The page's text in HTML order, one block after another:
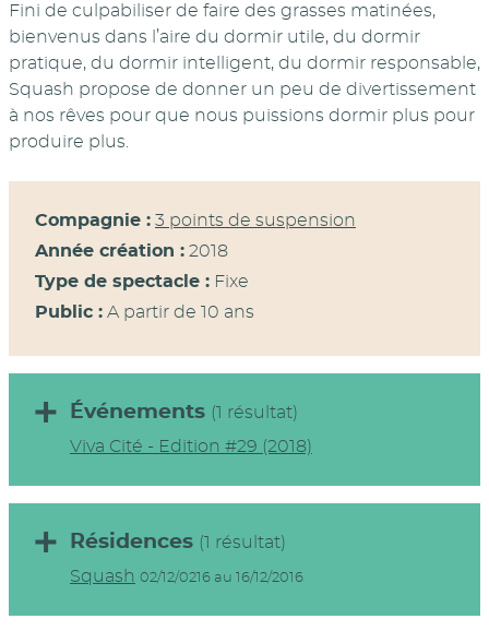
Fini de culpabiliser de faire des grasses matinées,
bienvenus dans l’aire du dormir utile, du dormir
pratique, du dormir intelligent, du dormir responsable,
Squash propose de donner un peu de divertissement
à nos rêves pour que nous puissions dormir plus pour
produire plus.
Compagnie : 3 points de suspension
Année création : 2018
Type de spectacle : Fixe
Public : A partir de 10 ans
Événements (1 résultat)
Viva Cité - Edition #29 (2018)
Résidences (1 résultat)
Squash 02/12/0216 au 16/12/2016